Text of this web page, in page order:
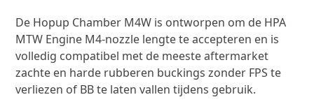
De Hopup Chamber M4W is ontworpen om de HPA
MTW Engine M4-nozzle lengte te accepteren en is
volledig compatibel met de meeste aftermarket
zachte en harde rubberen buckings zonder FPS te
verliezen of BB te laten vallen tijdens gebruik.